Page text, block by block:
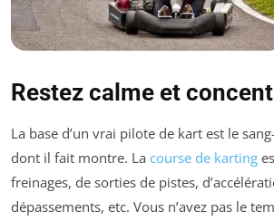
Restez calme et
La base d’un vrai pilote de kart est le
dont il fait montre. La course de karting
freinages, de sorties de pistes,
dépassements, etc. Vous n’avez pas le